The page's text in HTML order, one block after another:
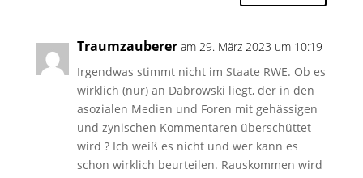
Traumzauberer am 29. März 2023 um 10:19
Irgendwas stimmt nicht im Staate RWE. Ob es
wirklich (nur) an Dabrowski liegt, der in den
asozialen Medien und Foren mit gehässigen
und zynischen Kommentaren überschüttet
wird ? Ich weiß es nicht und wer kann es
schon wirklich beurteilen. Rauskommen wird